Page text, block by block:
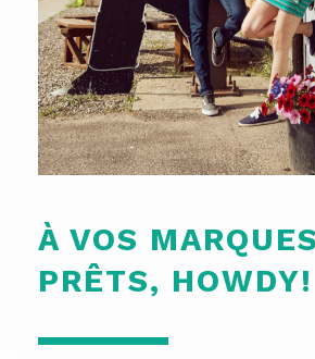
À VOS
PRÊTS, HOWDY!